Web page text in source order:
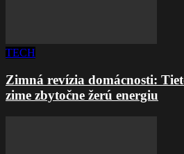
TECH
Zimná revízia domácnosti:
zime zbytočne žerú energiu